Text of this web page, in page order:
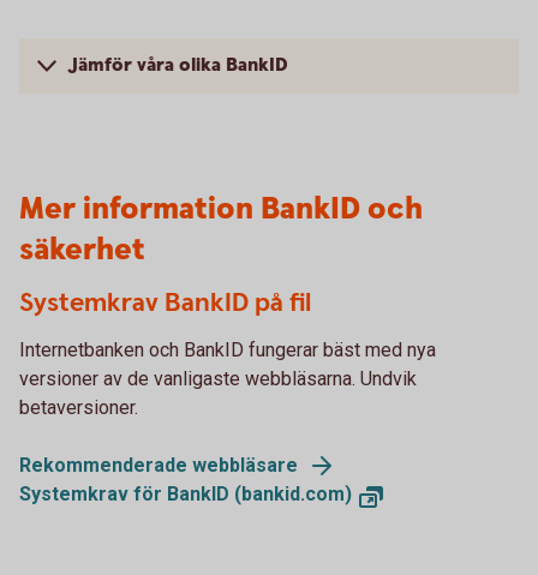
Jämför våra olika BankID
Mer information BankID och
säkerhet
Systemkrav BankID på fil
Internetbanken och BankID fungerar bäst med nya
versioner av de vanligaste webbläsarna. Undvik
betaversioner.
Rekommenderade webbläsare
Systemkrav för BankID (bankid.com)